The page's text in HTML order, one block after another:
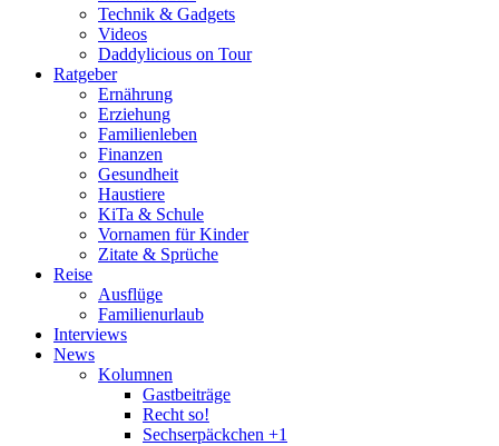
Technik & Gadgets
Videos
Daddylicious on Tour
Ratgeber
Ernährung
Erziehung
Familienleben
Finanzen
Gesundheit
Haustiere
KiTa & Schule
Vornamen für Kinder
Zitate & Sprüche
Reise
Ausflüge
Familienurlaub
Interviews
News
Kolumnen
Gastbeiträge
Recht so!
Sechserpäckchen +1